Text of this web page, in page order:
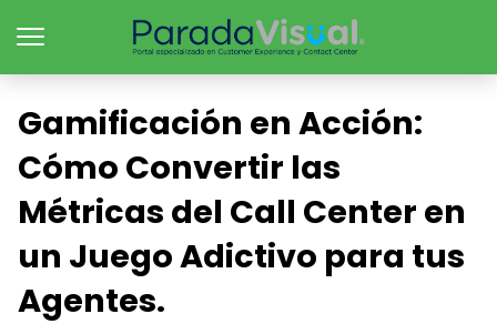
Gamificación en Acción:
Cómo Convertir las
Métricas del Call Center en
un Juego Adictivo para tus
Agentes.